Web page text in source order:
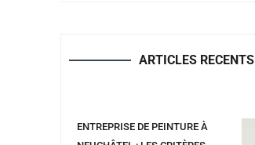
ARTICLES RECENTS
ENTREPRISE DE PEINTURE À